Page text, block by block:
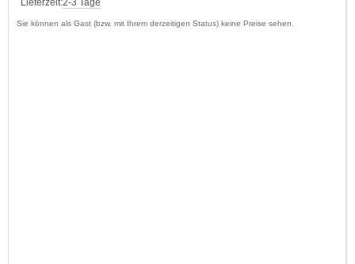
Lieferzeit:2-3 Tage
Sie können als Gast (bzw. mit Ihrem derzeitigen Status) keine Preise sehen.